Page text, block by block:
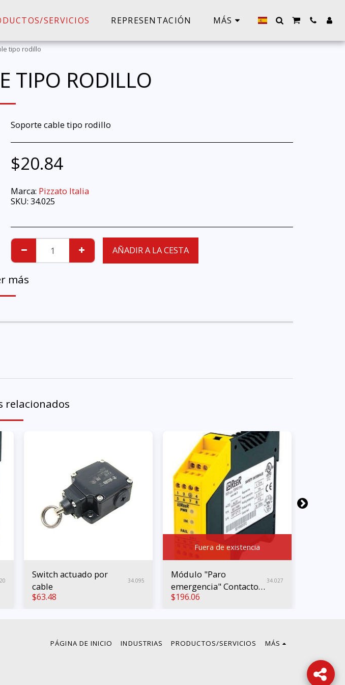
SERVICIOS REPRESENTACIÓN MÁS
tipo rodillo
TIPO RODILLO
Soporte cable tipo rodillo
$20.84
Marca: Pizzato Italia
SKU: 34.025
AÑADIR A LA CESTA
más
relacionados
Switch actuado por
cable
34.095
$63.48
Fuera de existencia
Módulo "Paro
emergencia" Contactos
2xNO PL e Cat.3
34.027
$196.06
PÁGINA DE INICIO INDUSTRIAS PRODUCTOS/SERVICIOS MÁS